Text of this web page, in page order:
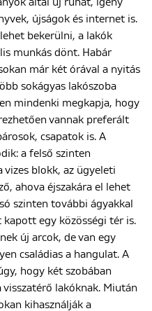
újságok és internet is.
bekerülni, a lakók
munkás dönt. Habár
már két órával a nyitás
sokágyas lakószoba
mindenki megkapja, hogy
vannak preferált
csapatok is. A
a felső szinten
vizes blokk, az ügyeleti
ahova éjszakára el lehet
szinten további ágyakkal
egy közösségi tér is.
új arcok, de van egy
családias a hangulat. A
hogy két szobában
lakóknak. Miután
kihasználják a